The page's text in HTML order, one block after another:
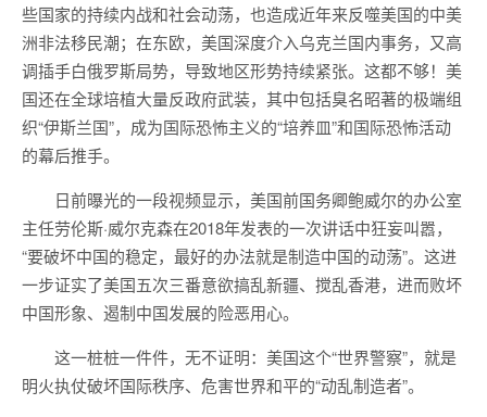
些国家的持续内战和社会动荡，也造成近年来反噬美国的中美
洲非法移民潮；在东欧，美国深度介入乌克兰国内事务，又高
调插手白俄罗斯局势，导致地区形势持续紧张。这都不够！美
国还在全球培植大量反政府武装，其中包括臭名昭著的极端组
织“伊斯兰国”，成为国际恐怖主义的“培养皿”和国际恐怖活动
的幕后推手。
日前曝光的一段视频显示，美国前国务卿鲍威尔的办公室
主任劳伦斯·威尔克森在2018年发表的一次讲话中狂妄叫嚣，
“要破坏中国的稳定，最好的办法就是制造中国的动荡”。这进
一步证实了美国五次三番意欲搞乱新疆、搅乱香港，进而败坏
中国形象、遏制中国发展的险恶用心。
这一桩桩一件件，无不证明：美国这个“世界警察”，就是
明火执仗破坏国际秩序、危害世界和平的“动乱制造者”。